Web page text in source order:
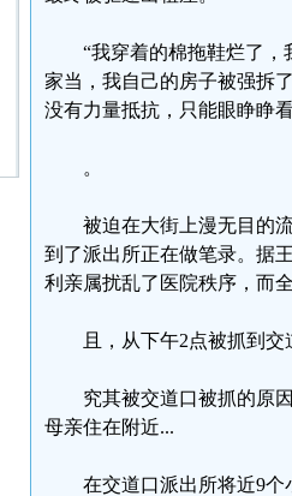
“我穿着的棉拖鞋烂了
家当，我自己的房子被强拆
没有力量抵抗，只能眼睁睁
。
被迫在大街上漫无目的
到了派出所正在做笔录。据
利亲属扰乱了医院秩序，而
且，从下午2点被抓到
究其被交道口被抓的原
母亲住在附近...
在交道口派出所将近9